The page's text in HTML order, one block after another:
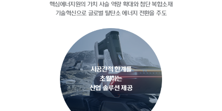
핵심에너지원의 가치 사슬 역량 확대와 첨단 복합소재
기술혁신으로 글로벌 탈탄소 에너지 전환을 주도
시공간적 한계를
초월하는
산업 솔루션 제공